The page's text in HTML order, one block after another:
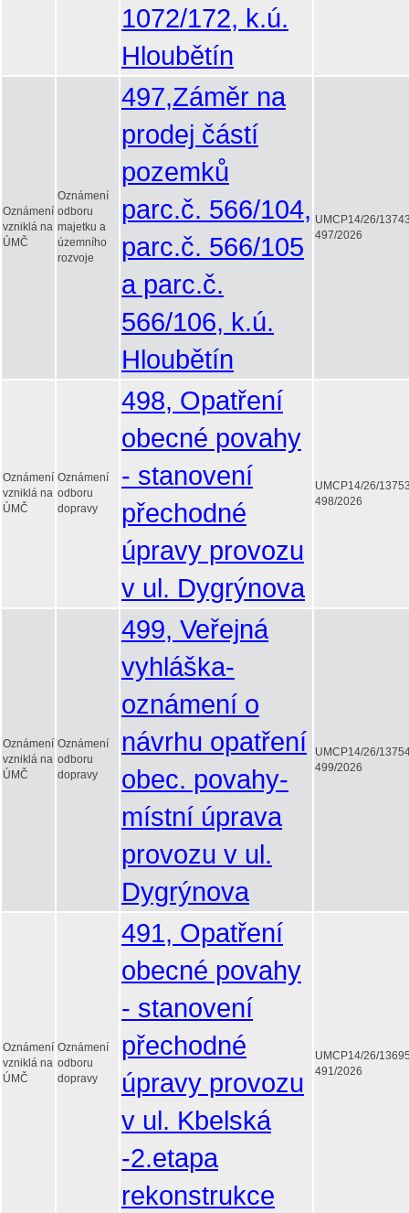
1072/172, k.ú.
Hloubětín
Oznámení
vzniklá na
ÚMČ
Oznámení
odboru
majetku a
územního
rozvoje
497,Záměr na
prodej částí
pozemků
parc.č. 566/104,
parc.č. 566/105
a parc.č.
566/106, k.ú.
Hloubětín
UMCP14/26/
497/2026
Oznámení
vzniklá na
ÚMČ
Oznámení
odboru
dopravy
498, Opatření
obecné povahy
- stanovení
přechodné
úpravy provozu
v ul. Dygrýnova
UMCP14/26/
498/2026
Oznámení
vzniklá na
ÚMČ
Oznámení
odboru
dopravy
499, Veřejná
vyhláška-
oznámení o
návrhu opatření
obec. povahy-
místní úprava
provozu v ul.
Dygrýnova
UMCP14/26/
499/2026
Oznámení
vzniklá na
ÚMČ
Oznámení
odboru
dopravy
491, Opatření
obecné povahy
- stanovení
přechodné
úpravy provozu
v ul. Kbelská
-2.etapa
rekonstrukce
UMCP14/26/
491/2026